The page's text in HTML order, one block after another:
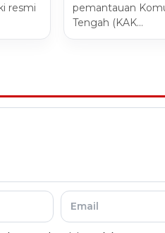
resmi
pemantauan
Tengah (KAK…